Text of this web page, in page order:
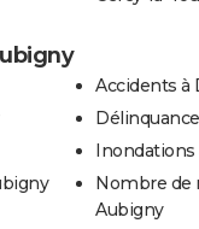
Accidents à
Nombre de
Aubigny